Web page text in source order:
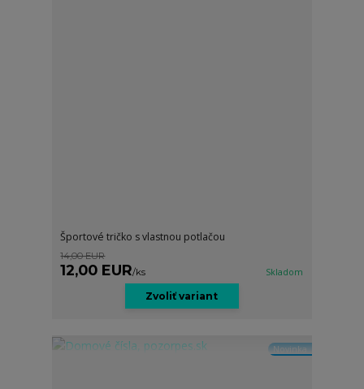
Športové tričko s vlastnou potlačou
14,00 EUR
12,00 EUR/ks Skladom
Zvoliť variant
Novinka